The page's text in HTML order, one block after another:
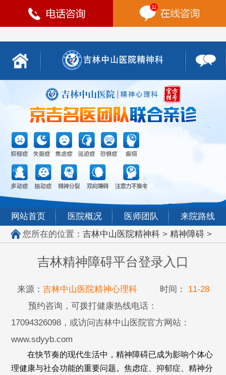
网站首页 医院概况 医师团队
来院路线
您所在的位置： 吉林中山医院精神科> 精神障碍>
吉林精神障碍平台登录入口
来源： 吉林中山医院精神心理科时间：
11-28
预约咨询，可拨打健康热线电话：
17094326098，或访问吉林中山医院官方网站：
www.sdyyb.com
在快节奏的现代生活中，精神障碍已成为影响个体心
理健康与社会功能的重要问题。焦虑症、抑郁症、精神分